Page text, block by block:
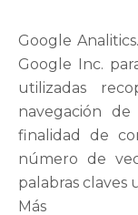
Google
Google Inc.
utilizadas
navegación
finalidad de
número de
palabras claves
Más